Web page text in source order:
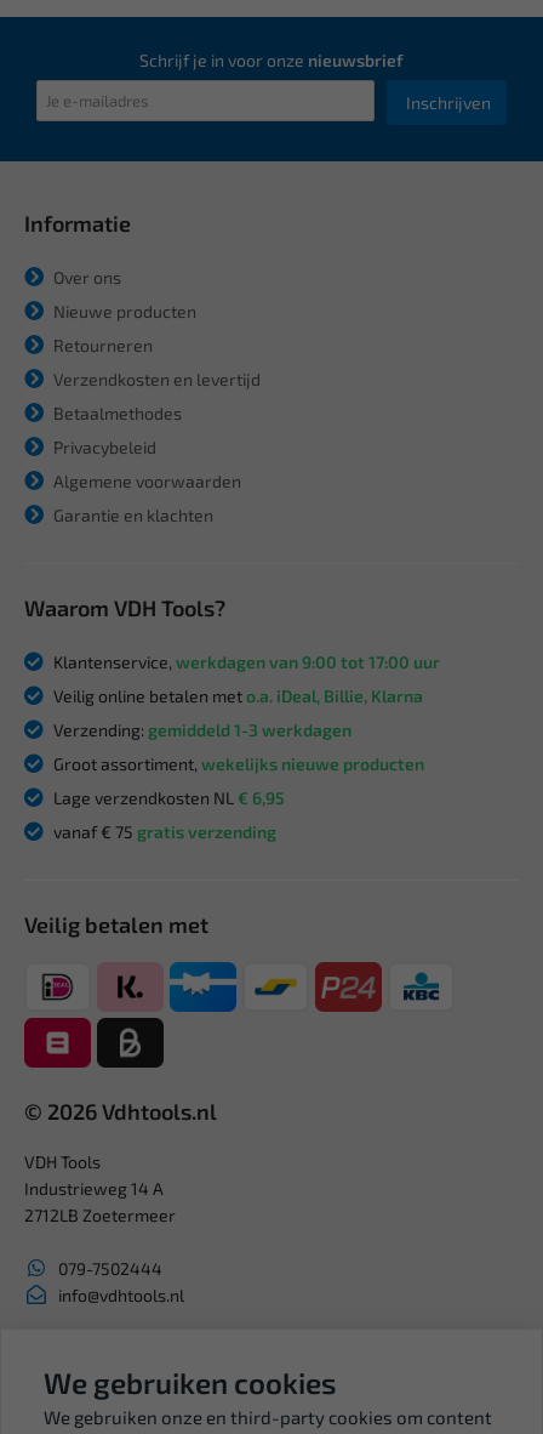
Schrijf je in voor onze nieuwsbrief
Inschrijven
Informatie
Over ons
Nieuwe producten
Retourneren
Verzendkosten en levertijd
Betaalmethodes
Privacybeleid
Algemene voorwaarden
Garantie en klachten
Waarom VDH Tools?
Klantenservice, werkdagen van 9:00 tot 17:00 uur
Veilig online betalen meto.a. iDeal, Billie, Klarna
Verzending: gemiddeld 1-3 werkdagen
Groot assortiment, wekelijks nieuwe producten
Lage verzendkosten NL € 6,95
vanaf € 75 gratis verzending
Veilig betalen met
© 2026 Vdhtools.nl
VDH Tools
Industrieweg 14 A
2712LB Zoetermeer
079-7502444
info@vdhtools.nl
BTW: NL819958657B01
We gebruiken cookies
We gebruiken onze en third-party cookies om content